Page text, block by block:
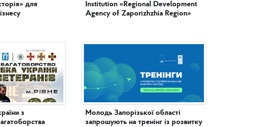
для
з
Institution «Regional Development
Agency of Zaporizhzhia Region»
Молодь Запорізької області
запрошують на тренінг із розвитку